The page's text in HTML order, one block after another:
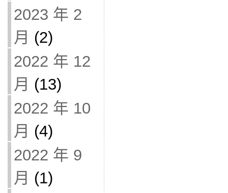
2023 年 2
月 (2)
2022 年 12
月 (13)
2022 年 10
月 (4)
2022 年 9
月 (1)